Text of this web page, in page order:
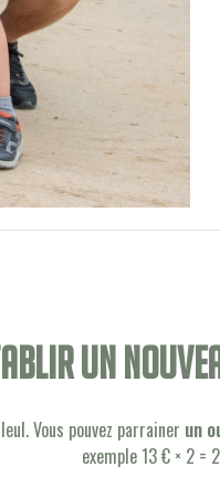
un
Vous pouvez parrainer un
exemple 13 € × 2 =